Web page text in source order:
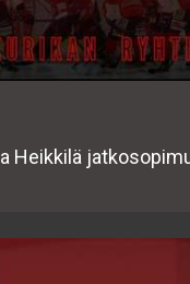
Heikkilä